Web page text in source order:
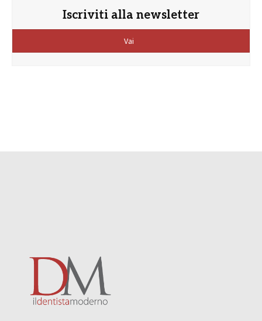
Iscriviti alla newsletter
Vai